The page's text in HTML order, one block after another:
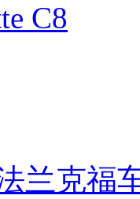
C8
兰克福